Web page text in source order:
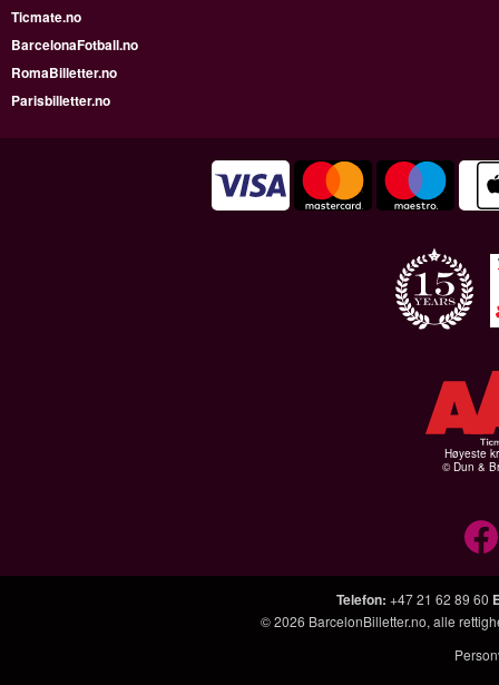
Ticmate.no
BarcelonaFotball.no
RomaBilletter.no
Parisbilletter.no
Høyeste
© Dun &
Telefon: +47 21 62 89 60
© 2026 BarcelonBilletter.no, alle